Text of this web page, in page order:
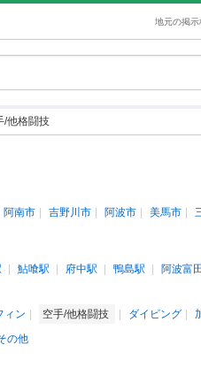
地元の掲
/他格闘技
阿南市 吉野川市 阿波市 美馬市
鮎喰駅 府中駅 鴨島駅 阿波富
ィン 空手/他格闘技 ダイビング
の他